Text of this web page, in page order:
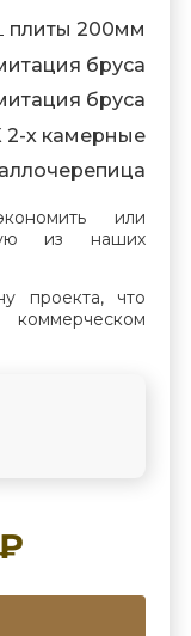
плиты 200мм
бруса
бруса
2-х камерные
или
из наших
проекта, что